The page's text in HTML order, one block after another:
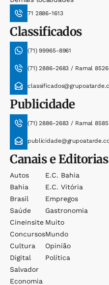
71 2886-1613
Classificados
(71) 99965-8961
(71) 2886-2683 / Ramal 8526
Publicidade
(71) 2886-2683 / Ramal
Canais e Editorias
Autos
Bahia
Brasil
Saúde
Cineinsite
Concursos
Cultura
Digital
Salvador
Economia
E.c. Bahia
E.c. Vitória
Empregos
Gastronomia
Muito
Mundo
Opinião
Política